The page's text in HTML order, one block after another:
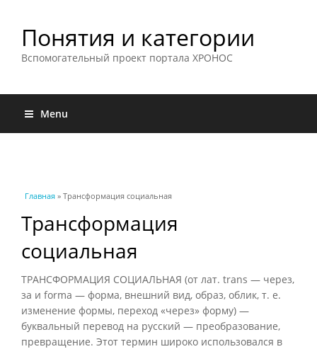
Понятия и категории
Вспомогательный проект портала ХРОНОС
Menu
Вы здесь
Главная » Трансформация социальная
Трансформация
социальная
ТРАНСФОРМАЦИЯ СОЦИАЛЬНАЯ (от лат. trans — через,
за и forma — форма, внешний вид, образ, облик, т. е.
изменение формы, переход «через» форму) —
буквальный перевод на русский — преобразование,
превращение. Этот термин широко использовался в